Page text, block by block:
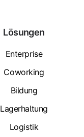
Lösungen
Enterprise
Coworking
Bildung
Lagerhaltung
Logistik